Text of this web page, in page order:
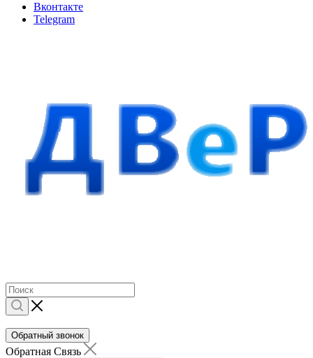
Вконтакте
Telegram
Обратный звонок
Обратная Связь